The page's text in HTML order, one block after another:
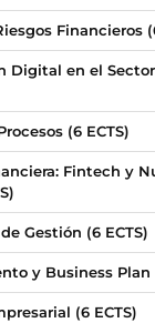
Financieros
Digital en el
(6 ECTS)
Fintech y
Gestión (6 ECTS)
y Business Plan
(6 ECTS)